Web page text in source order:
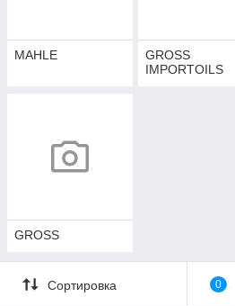
MAHLE
GROSS
IMPORTOILS
GROSS
Сортировка 0